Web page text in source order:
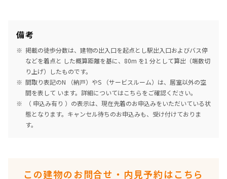
備考
掲載の徒歩分数は、建物の出入口を起点とし駅出入口およびバス停
などを着点と した概算距離を基に、80m を1 分として算出（端数切
り上げ）したものです。
間取り表記のN （納戸）やS （サービスルーム）は、居室以外の空
間を表して います。詳細についてはこちらをご確認ください。
（ 申込み有り ）の表示は、現在先着のお申込みをいただいている状
態となります。キャンセル待ちのお申込みも、受け付けておりま
す。
この建物のお問合せ・内見予約はこちら